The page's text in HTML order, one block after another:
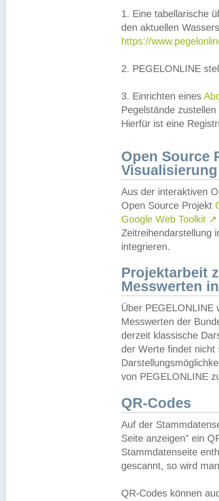
1. Eine tabellarische
den aktuellen
https://
2. PEGELONLINE
3. Einrichten eines
Pegelstände
Hierfür ist eine
Open Source
Visualisierung
Aus der interaktiven
Open Source Projekt
Google Web Toolkit ↗
Zeitreihendarstellung
integrieren.
Projektarbeit
Messwerten
Über PEGELONLINE
Messwerten der
derzeit klassische
der Werte findet
von PEGELONLINE
QR-Codes
Auf der
Seite anzeigen" ein
Stammdatenseite
gescannt, so wird
QR-Codes können